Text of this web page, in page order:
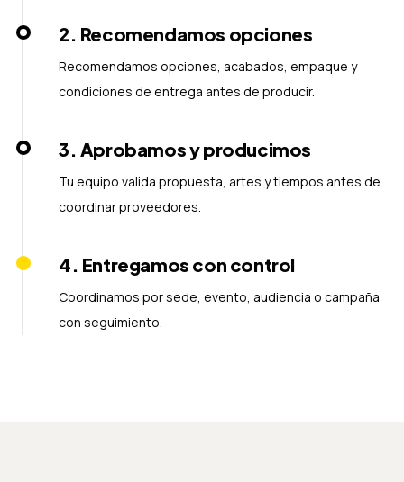
2. Recomendamos opciones
Recomendamos opciones, acabados, empaque y
condiciones de entrega antes de producir.
3. Aprobamos y producimos
Tu equipo valida propuesta, artes y tiempos antes de
coordinar proveedores.
4. Entregamos con control
Coordinamos por sede, evento, audiencia o campaña
con seguimiento.